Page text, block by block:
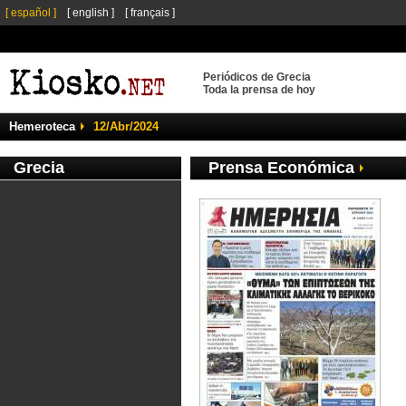
Periódicos de Grecia
Toda la prensa de hoy
Hemeroteca 12/Abr/2024
Grecia Prensa Económica
[ español ] [ english ] [ français ]